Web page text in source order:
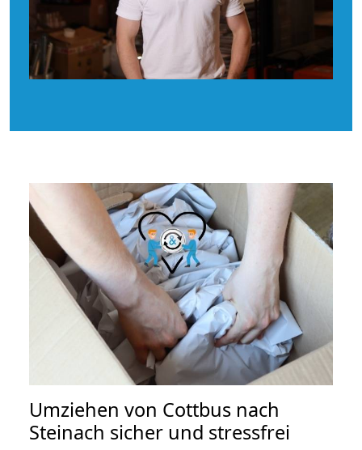
Umziehen von Cottbus nach
Steinach sicher und stressfrei